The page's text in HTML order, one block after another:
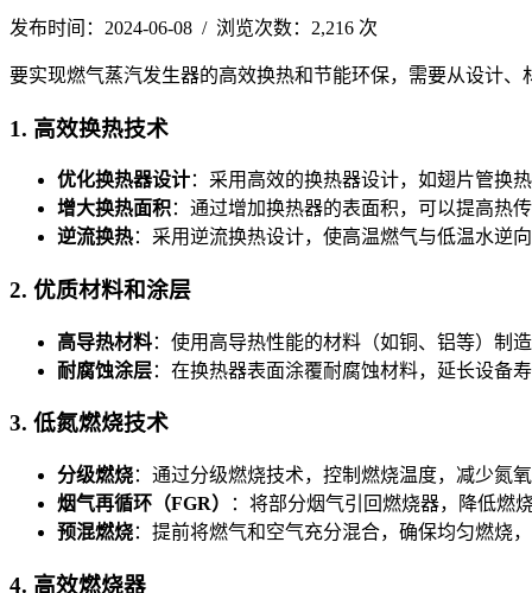
发布时间：2024-06-08 / 浏览次数：2,216 次
要实现燃气蒸汽发生器的高效换热和节能环保，需要从设计
1. 高效换热技术
优化换热器设计：采用高效的换热器设计，如翅片管换
增大换热面积：通过增加换热器的表面积，可以提高热
逆流换热：采用逆流换热设计，使高温燃气与低温水逆
2. 优质材料和涂层
高导热材料：使用高导热性能的材料（如铜、铝等）制
耐腐蚀涂层：在换热器表面涂覆耐腐蚀材料，延长设备
3. 低氮燃烧技术
分级燃烧：通过分级燃烧技术，控制燃烧温度，减少氮
烟气再循环（FGR）
：将部分烟气引回燃烧器，降低燃
预混燃烧：提前将燃气和空气充分混合，确保均匀燃烧
4. 高效燃烧器